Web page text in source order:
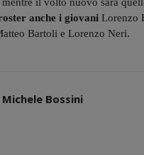
anche i giovani Lorenzo
Bartoli e Lorenzo Neri.
Michele Bossini